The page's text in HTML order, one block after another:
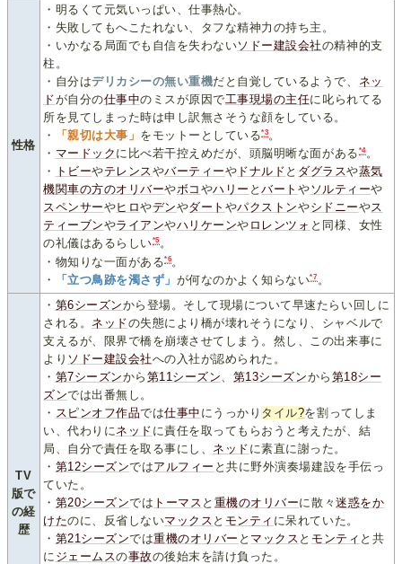
性格
・明るくて元気いっぱい、仕事熱心。
・失敗してもへこたれない、タフな精神力の持ち主。
・いかなる局面でも自信を失わないソドー建設会社の精神的支
柱。
・自分はデリカシーの無い重機だと自覚しているようで、 ネッ
ドが自分の仕事中のミスが原因で工事現場の主任に叱られてる
所を見てしまった時は申し訳無さそうな顔をしている。
・
「親切は大事」 をモットーとしている*3 。
・ マードック に比べ若干控えめだが、頭脳明晰な面がある *4。
・
トビーやテレンスやバーティーや ドナルド と ダグラスや蒸気
機関車の方のオリバーやボコ やハリー とバート や ソルティーや
スペンサーやヒロやデンやダート やパクストンやシドニーやス
ティーブンやライアンやハリケーンや ロレンツォ と同様、女性
の礼儀はあるらしい*5。
・物知りな一面がある*6 。
・
「立つ鳥跡を濁さず」 が何なのかよく知らない*7。
TV
版で
の経
歴
・ 第6シーズンから登場。そして現場について早速たらい回しに
される。 ネッドの失態により橋が壊れそうになり、シャベルで
支えるが、限界で橋を崩壊させてしまう。然し、この出来事に
より ソドー建設会社への入社が認められた。
・ 第7シーズンから 第11シーズン 第13シーズンから 第18シー
ズンでは出番無し。
・ スピンオフ作品では仕事中 にうっかり タイル?を割ってしま
い、代わりに ネッド に責任を取ってもらおうと考えたが、結
局、自分で責任を取る事にし、 ネッド に素直に謝った。
・ 第12シーズンではアルフィー と共に野外演奏場建設を手伝っ
ていた。
・ 第20シーズンでは トーマス と 重機のオリバーに散々迷惑をか
けたのに、反省しないマックス と モンティ に呆れていた。
・ 第21シーズンでは重機のオリバー と マックス と モンティ と共
に ジェームスの事故の後始末を請け負った。